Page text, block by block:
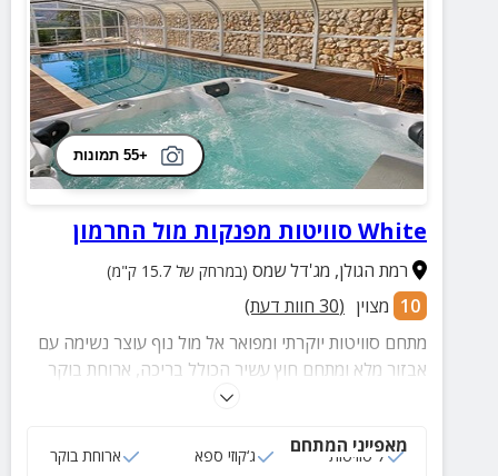
+55 תמונות
White סוויטות מפנקות מול החרמון
רמת הגולן, מג'דל שמס (במרחק של 15.7 ק"מ)
10 מצוין (
30 חוות דעת)
מתחם סוויטות יוקרתי ומפואר אל מול נוף עוצר נשימה עם
אבזור מלא ומתחם חוץ עשיר הכולל בריכה, ארוחת בוקר
מפנקת כלולה במחיר, ג'קוזי ועוד שלל פינוקים. המתחם
מאפייני המתחם
7 סוויטות ג‘קוזי ספא ארוחת בוקר